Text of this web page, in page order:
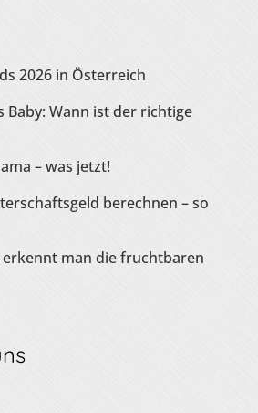
2026 in Österreich
Baby: Wann ist der richtige
– was jetzt!
berechnen – so
erkennt man die fruchtbaren